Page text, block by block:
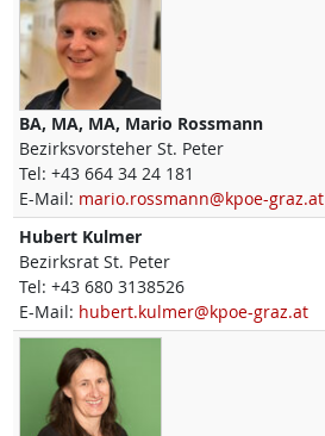
BA, MA, MA, Mario Rossmann
Bezirksvorsteher St. Peter
Tel: +43 664 34 24 181
E-Mail: mario.rossmann@kpoe-graz.at
Hubert Kulmer
Bezirksrat St. Peter
Tel: +43 680 3138526
E-Mail: hubert.kulmer@kpoe-graz.at